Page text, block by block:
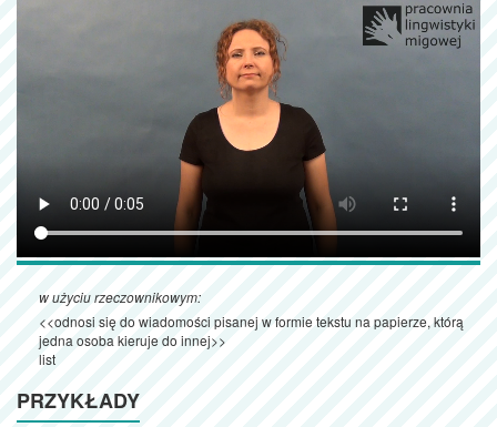
w użyciu rzeczownikowym:
<<odnosi się do wiadomości pisanej w formie tekstu na papierze, którą
jedna osoba kieruje do innej>>
list
PRZYKŁADY